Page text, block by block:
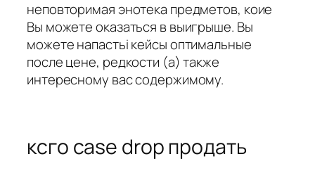
неповторимая энотека предметов, коие
Вы можете оказаться в выигрыше. Вы
можете напастьi кейсы оптимальные
после цене, редкости (а) также
интересному вас содержимому.
ксго case drop продать